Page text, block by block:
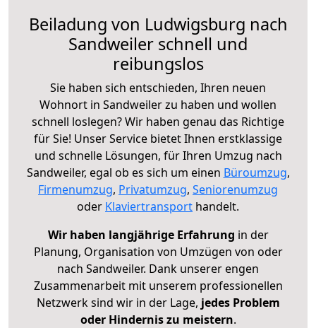
Beiladung von Ludwigsburg nach
Sandweiler schnell und
reibungslos
Sie haben sich entschieden, Ihren neuen
Wohnort in Sandweiler zu haben und wollen
schnell loslegen? Wir haben genau das Richtige
für Sie! Unser Service bietet Ihnen erstklassige
und schnelle Lösungen, für Ihren Umzug nach
Sandweiler, egal ob es sich um einen Büroumzug,
Firmenumzug, Privatumzug, Seniorenumzug
oder Klaviertransport handelt.
Wir haben langjährige Erfahrung in der
Planung, Organisation von Umzügen von oder
nach Sandweiler. Dank unserer engen
Zusammenarbeit mit unserem professionellen
Netzwerk sind wir in der Lage, jedes Problem
oder Hindernis zu meistern.